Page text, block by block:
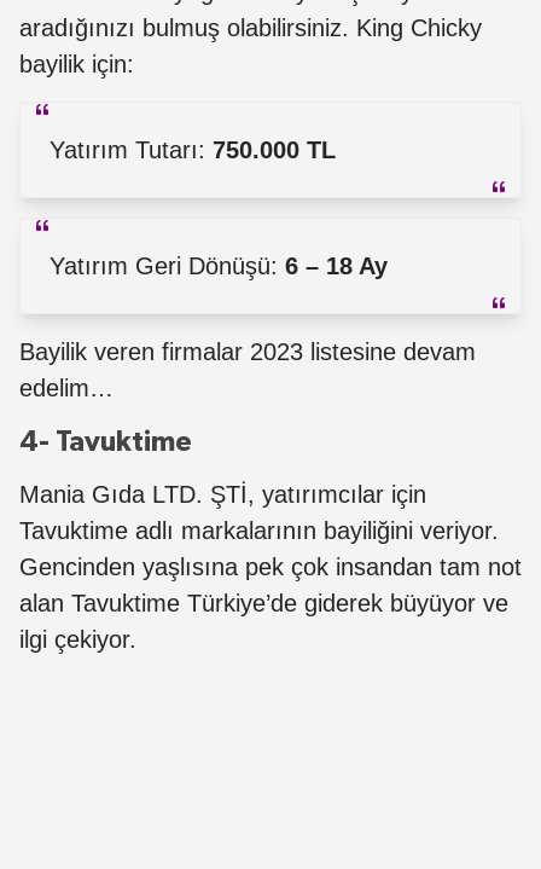
aradığınızı bulmuş olabilirsiniz. King Chicky
bayilik için:
Yatırım Tutarı: 750.000 TL
Yatırım Geri Dönüşü: 6 – 18 Ay
Bayilik veren firmalar 2023 listesine devam
edelim…
4- Tavuktime
Mania Gıda LTD. ŞTİ, yatırımcılar için
Tavuktime adlı markalarının bayiliğini veriyor.
Gencinden yaşlısına pek çok insandan tam not
alan Tavuktime Türkiye’de giderek büyüyor ve
ilgi çekiyor.